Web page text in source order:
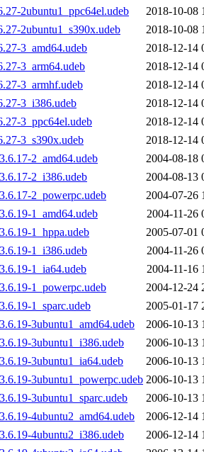
2ubuntu1_ppc64el.udeb
2018-10-08
2ubuntu1_s390x.udeb
2018-10-08
3_amd64.udeb
2018-12-14
3_arm64.udeb
2018-12-14
3_armhf.udeb
2018-12-14
3_i386.udeb
2018-12-14
3_ppc64el.udeb
2018-12-14
3_s390x.udeb
2018-12-14
2_amd64.udeb
2004-08-18
2_i386.udeb
2004-08-13
2_powerpc.udeb
2004-07-26
1_amd64.udeb
2004-11-26
1_hppa.udeb
2005-07-01
1_i386.udeb
2004-11-26
1_ia64.udeb
2004-11-16
1_powerpc.udeb
2004-12-24
1_sparc.udeb
2005-01-17
3ubuntu1_amd64.udeb
2006-10-13
3ubuntu1_i386.udeb
2006-10-13
3ubuntu1_ia64.udeb
2006-10-13
3ubuntu1_powerpc.udeb 2006-10-13
3ubuntu1_sparc.udeb
2006-10-13
4ubuntu2_amd64.udeb
2006-12-14
4ubuntu2_i386.udeb
2006-12-14